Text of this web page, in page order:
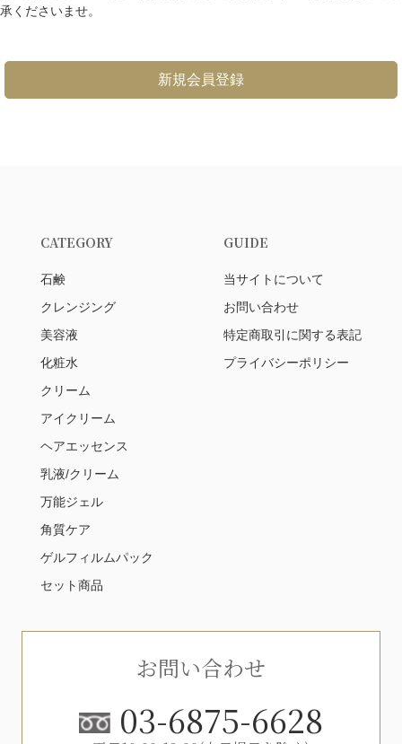
承くださいませ。
新規会員登録
お問い合わせ
03-6875-6628
CATEGORY
石鹸
クレンジング
美容液
化粧水
クリーム
アイクリーム
ヘアエッセンス
乳液/クリーム
万能ジェル
角質ケア
ゲルフィルムパック
セット商品
GUIDE
当サイトについて
お問い合わせ
特定商取引に関する表記
プライバシーポリシー